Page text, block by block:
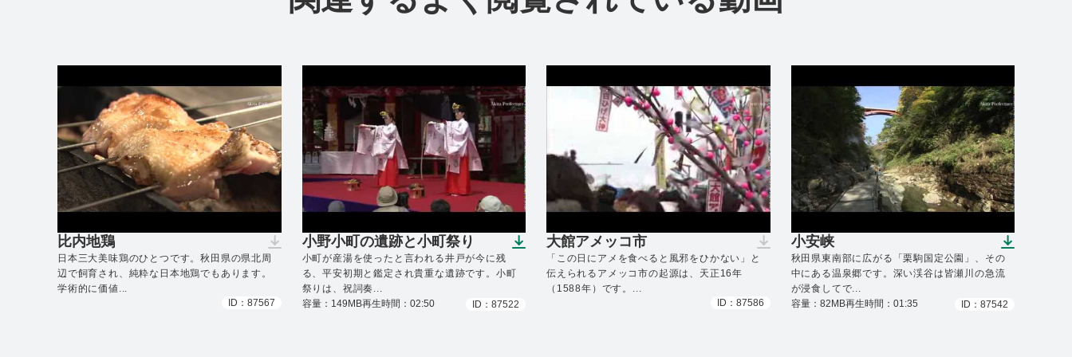
比内地鶏
（ダウンロードできません）
日本三大美味鶏のひとつです。秋田県の県北周
辺で飼育され、純粋な日本地鶏でもあります。
学術的に価値...
ID：87567
小野小町の遺跡と小町祭り
（ダウンロードできます）
小町が産湯を使ったと言われる井戸が今に残
る、平安初期と鑑定され貴重な遺跡です。小町
祭りは、祝詞奏...
容量：149MB再生時間：02:50 ID：87522
大館アメッコ市
（ダウンロードできません）
「この日にアメを食べると風邪をひかない」と
伝えられるアメッコ市の起源は、天正16年
（1588年）です。...
ID：87586
小安峡
（ダウンロードできます）
秋田県東南部に広がる「栗駒国定公園」、その
中にある温泉郷です。深い渓谷は皆瀬川の急流
が浸食してで...
容量：82MB再生時間：01:35 ID：87542